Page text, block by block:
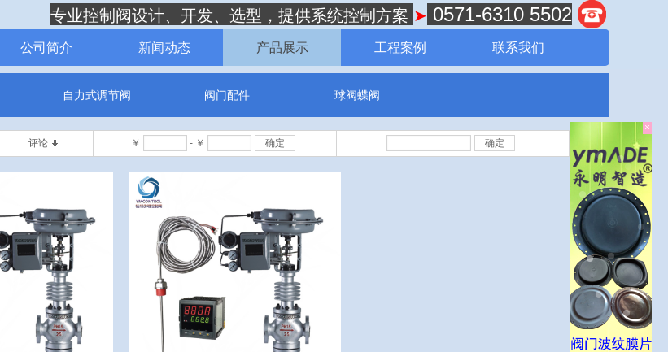
自力式调节阀 阀门配件 球阀蝶阀
评论 ￥ - ￥ 确定 确定
专业控制阀设计、开发、选型，提供系统控制方案 ➤ 0571-6310 5502
公司简介 新闻动态 产品展示 工程案例 联系我们
×